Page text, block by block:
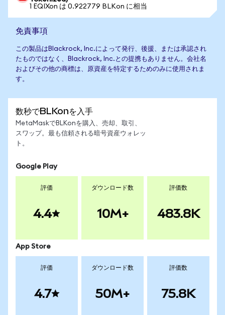
1 EQIXon は 0.922779 BLKon に相当
免責事項
この製品はBlackrock, Inc.によって発行、後援、または承認され
たものではなく、Blackrock, Inc.との提携もありません。会社名
およびその他の商標は、原資産を特定するためのみに使用されま
す。
数秒でBLKonを入手
MetaMaskでBLKonを購入、売却、取引、
スワップ。最も信頼される暗号資産ウォレッ
ト。
Google Play
評価
4.4
ダウンロード数
10M+
評価数
483.8K
App Store
評価
4.7
ダウンロード数
50M+
評価数
75.8K